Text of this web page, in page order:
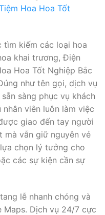
tìm kiếm các loại hoa
khai trương, Điện
Hoa Tốt Nghiệp Bắc
như tên gọi, dịch vụ
sàng phục vụ khách
viên luôn làm việc
giao đến tay người
mà vẫn giữ nguyên vẻ
chọn lý tưởng cho
các sự kiện cần sự
lễ nhanh chóng và
Maps. Dịch vụ 24/7 cực